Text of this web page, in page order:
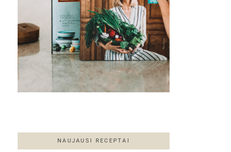
NAUJAUSI RECEPTAI